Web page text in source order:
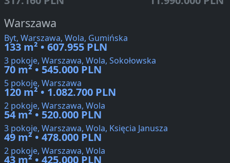
Warszawa
Byt, Warszawa, Wola, Gumińska
133 m² • 607.955 PLN
3 pokoje, Warszawa, Wola, Sokołowska
70 m² • 545.000 PLN
5 pokoje, Warszawa
120 m² • 1.082.700 PLN
2 pokoje, Warszawa, Wola
54 m² • 520.000 PLN
3 pokoje, Warszawa, Wola, Księcia Janusza
49 m² • 478.000 PLN
2 pokoje, Warszawa, Wola
43 m² • 425.000 PLN